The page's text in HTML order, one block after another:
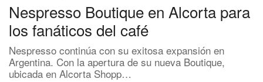
Nespresso Boutique en Alcorta para
los fanáticos del café
Nespresso continúa con su exitosa expansión en
Argentina. Con la apertura de su nueva Boutique,
ubicada en Alcorta Shopp…